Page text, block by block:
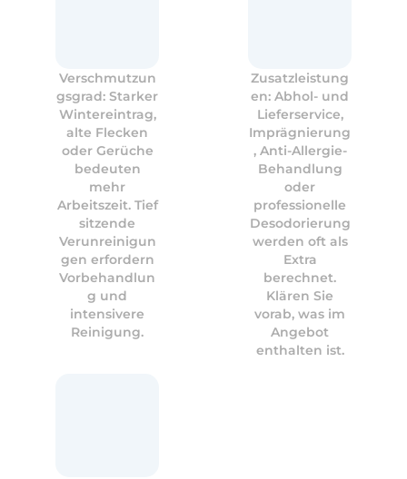
Verschmutzun
gsgrad: Starker
Wintereintrag,
alte Flecken
oder Gerüche
bedeuten
mehr
Arbeitszeit. Tief
sitzende
Verunreinigun
gen erfordern
Vorbehandlun
g und
intensivere
Reinigung.
Zusatzleistung
en: Abhol- und
Lieferservice,
Imprägnierung
, Anti-Allergie-
Behandlung
oder
professionelle
Desodorierung
werden oft als
Extra
berechnet.
Klären Sie
vorab, was im
Angebot
enthalten ist.